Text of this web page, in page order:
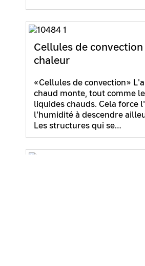
Cellules de
chaleur
«Cellules de convection»
chaud monte, tout comme
liquides chauds. Cela force
l'humidité à descendre
Les structures qui se…